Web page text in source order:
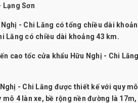
Lạng Sơn
Nghị - Chi Lăng có tổng chiều dài
Lăng có chiều dài khoảng 43 km.
cao tốc cửa khẩu Hữu Nghị - Chi
- Chi Lăng được thiết kế với quy
mô 4 làn xe, bề rộng nền đường là